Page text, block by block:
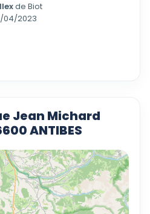
de Biot
04/2023
Jean Michard
ANTIBES